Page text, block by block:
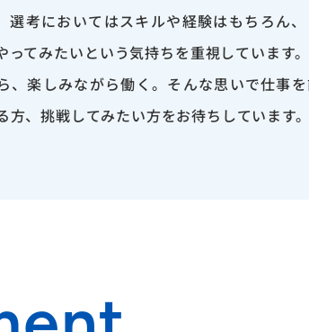
選考においてはスキルや経験はもちろん
ってみたいという気持ちを重視しています
、楽しみながら働く。そんな思いで仕事
方、挑戦してみたい方をお待ちしています。